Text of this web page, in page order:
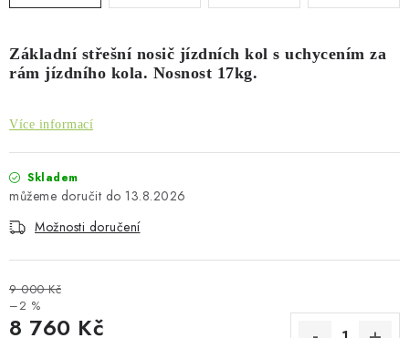
AUTOSTANY
CESTOVNÍ ZAVAZADLA
DÁRKOVÉ POUKAZY
Kontakty O nás Doprava a platba
Moje objednávka
Napište nám
Reklamace
Obchodní podmínky
Základní střešní nosič jízdních kol s uchycením za
rám jízdního kola. Nosnost 17kg.
Více informací
Skladem
13.8.2026
Možnosti doručení
9 000 Kč
–2 %
8 760 Kč